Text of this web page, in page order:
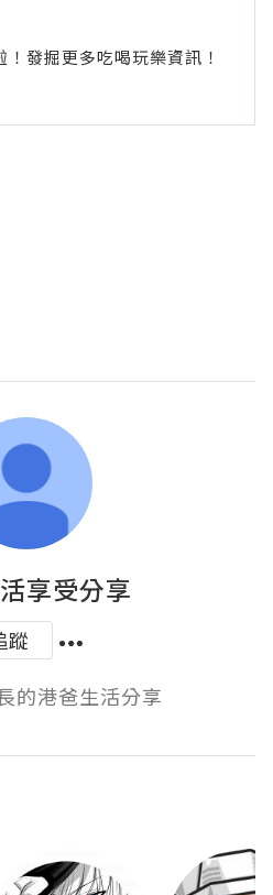
發掘更多吃喝玩樂資訊！
享受分享
蹤
的港爸生活分享